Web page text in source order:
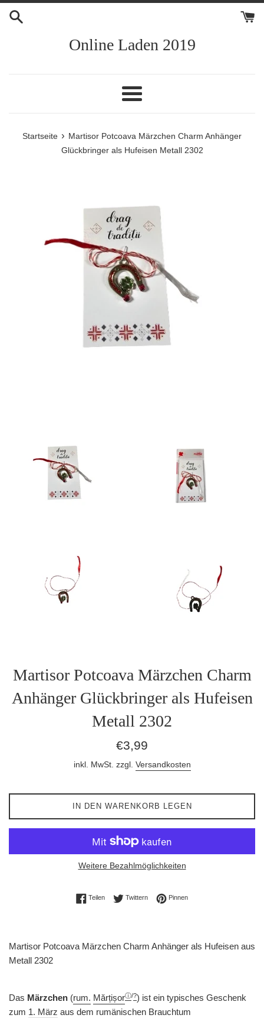
Direkt
zum
Online Laden 2019
Menü
Startseite › Martisor Potcoava Märzchen Charm Anhänger
Glückbringer als Hufeisen Metall 2302
Martisor Potcoava Märzchen Charm
Anhänger Glückbringer als Hufeisen
Metall 2302
Normaler
€3,99
inkl. MwSt. zzgl. Versandkosten
IN DEN WARENKORB LEGEN
Weitere Bezahlmöglichkeiten
TeilenAuf Facebook teilen
TwitternAuf Twitter twittern
PinnenAuf Pinterest pinnen
Martisor Potcoava Märzchen Charm Anhänger als Hufeisen aus
Metall 2302
Das Märzchen (rum. Mărțișorⓘ/?) ist ein typisches Geschenk
zum 1. März aus dem rumänischen Brauchtum